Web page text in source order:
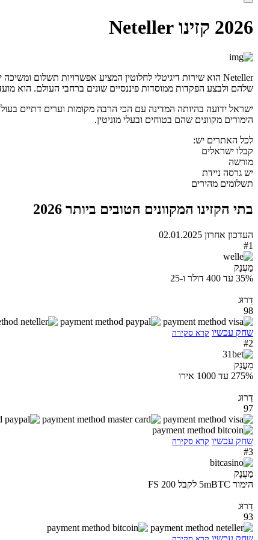
2026 קזינו Neteller
שלהם ולבצע הפקדות ממוסדות פיננסיים שונים ברחבי העולם. הוא
ישראל ידועה בהיותה המדינה עם הכי הרבה מקומות וערים דתיים
הימורים מקוונים שהם בטוחים ובעלי מוניטין.
לכל האתרים יש:
קבלו ישראלים
מורשה
יש גרסה ניידת
תשלומים מהירים
בתי הקזינו המקוונים הטובים ביותר 2026
העדכון אחרון 02.01.2025
#1
מַעֲנָק
35% עד 400 דולר ו-25
דֵרוּג
98
שחק עכשיו קרא סקירה
#2
מַעֲנָק
275% עד 1000 אירו
דֵרוּג
97
שחק עכשיו קרא סקירה
#3
מַעֲנָק
הימור 5mBTC לקבל 200 FS
דֵרוּג
93